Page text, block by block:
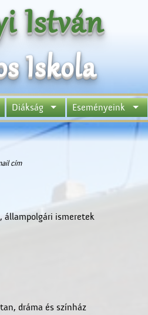
István
Iskola
Diákság Eseményeink
cím
ismeretek
dráma és színház